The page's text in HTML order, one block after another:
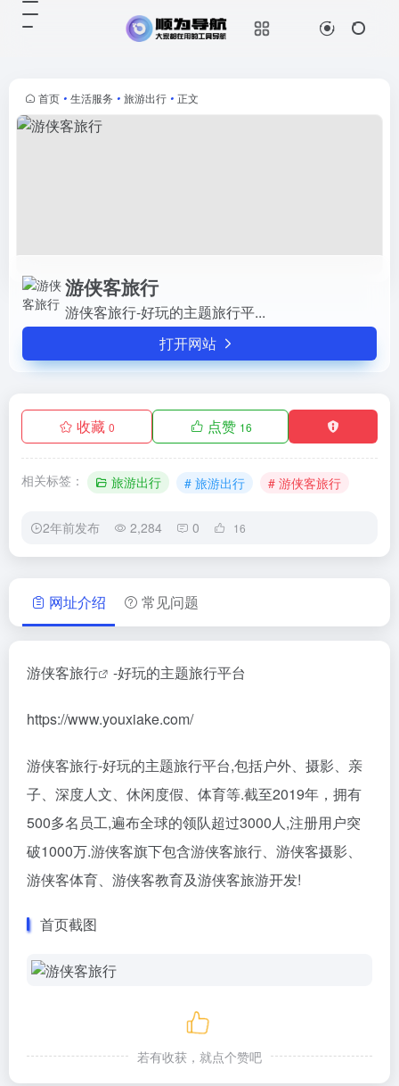
首页 • 生活服务 • 旅游出行 • 正文
游侠客旅行
游侠客旅行-好玩的主题旅行平...
打开网站
收藏 0 点赞 16
相关标签： 旅游出行 # 旅游出行 # 游侠客旅行
2年前发布 2,284 0 16
网址介绍 常见问题
游侠客旅行 -好玩的主题旅行平台
https://www.youxiake.com/
游侠客旅行-好玩的主题旅行平台,包括户外、摄影、亲
子、深度人文、休闲度假、体育等.截至2019年，拥有
500多名员工,遍布全球的领队超过3000人,注册用户突
破1000万.游侠客旗下包含游侠客旅行、游侠客摄影、
游侠客体育、游侠客教育及游侠客旅游开发!
首页截图
若有收获，就点个赞吧